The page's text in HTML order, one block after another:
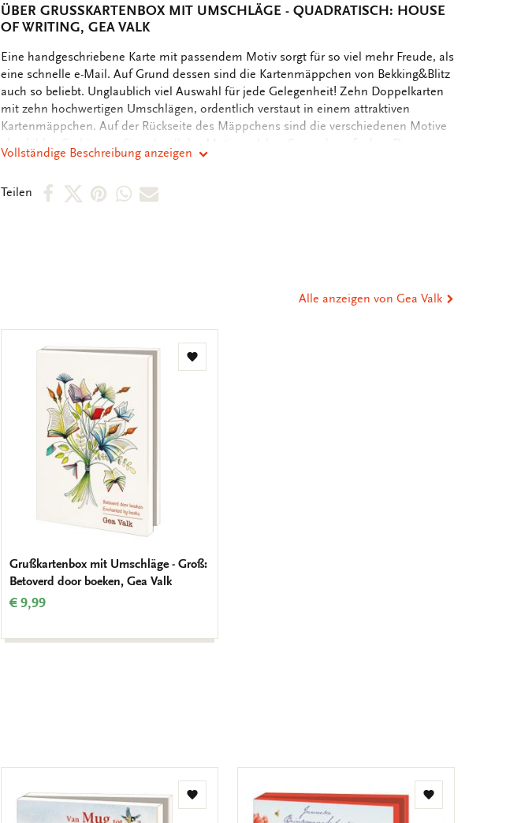
ÜBER GRUSSKARTENBOX MIT UMSCHLÄGE - QUADRATISCH: HOUSE O
F WRITING, GEA VALK
OMSCHRIJVING
Eine handgeschriebene Karte mit passendem Motiv sorgt für so viel mehr Freude, als
eine schnelle e-Mail. Auf Grund dessen sind die Kartenmäppchen von Bekking&Blitz
auch so beliebt. Unglaublich viel Auswahl für jede Gelegenheit! Zehn Doppelkarten
mit zehn hochwertigen Umschlägen, ordentlich verstaut in einem attraktiven
Kartenmäppchen. Auf der Rückseite des Mäppchens sind die verschiedenen Motive
abgebildet. So können Sie schnell das Motiv, welches Sie suchen, finden. Die
Innenseite der Karten sind unbedruckt, sodass Sie genügend Raum für Ihre
Vollständige Beschreibung anzeigen
Teilen
Per Per Per PerPer
Alle anzeigen von Gea Valk
Zur
Grußkartenbox mit Umschläge - Groß:
Betoverd door boeken, Gea Valk
€ 9,99
Zur
Wunschliste
Zur